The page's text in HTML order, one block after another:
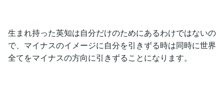
生まれ持った英知は自分だけのためにあるわけではないの
で、マイナスのイメージに自分を引きずる時は同時に世界
全てをマイナスの方向に引きずることになります。